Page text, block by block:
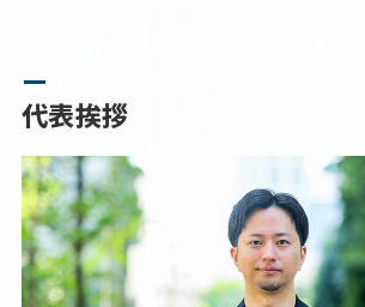
代表挨拶